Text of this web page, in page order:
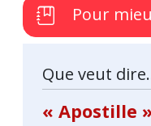
Pour
Que veut
« Apostille